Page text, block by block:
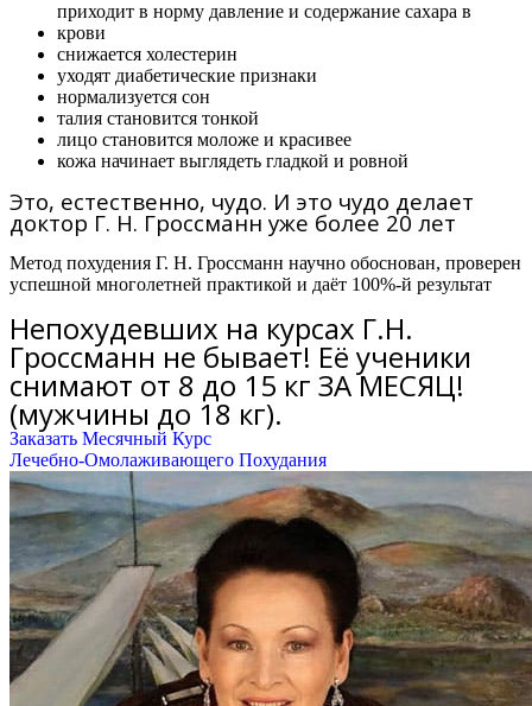
приходит в норму давление и содержание сахара в
крови
снижается холестерин
уходят диабетические признаки
нормализуется сон
талия становится тонкой
лицо становится моложе и красивее
кожа начинает выглядеть гладкой и ровной
Это, естественно, чудо. И это чудо делает
доктор Г. Н. Гроссманн уже более 20 лет
Метод похудения Г. Н. Гроссманн научно обоснован, проверен
успешной многолетней практикой и даёт 100%-й результат
Непохудевших на курсах Г.Н.
Гроссманн не бывает! Её ученики
снимают от 8 до 15 кг ЗА МЕСЯЦ!
(мужчины до 18 кг).
Заказать Месячный Курс
Лечебно-Омолаживающего Похудания